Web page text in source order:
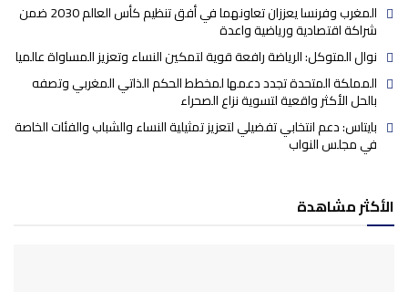
المغرب وفرنسا يعززان تعاونهما في أفق تنظيم كأس العالم 2030 ضمن
شراكة اقتصادية ورياضية واعدة
نوال المتوكل: الرياضة رافعة قوية لتمكين النساء وتعزيز المساواة عالميا
المملكة المتحدة تجدد دعمها لمخطط الحكم الذاتي المغربي وتصفه
بالحل الأكثر واقعية لتسوية نزاع الصحراء
بايتاس: دعم انتخابي تفضيلي لتعزيز تمثيلية النساء والشباب والفئات الخاصة
في مجلس النواب
الأكثر مشاهدة